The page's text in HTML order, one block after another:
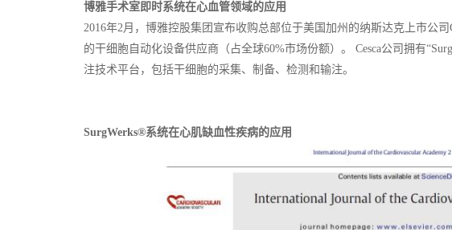
博雅手术室即时系统在心血管领域的应用
2016年2月，博雅控股集团宣布收购总部位于美国加州的纳斯达克上市公司
的干细胞自动化设备供应商（占全球60%市场份额）。 Cesca公司拥有
注技术平台，包括干细胞的采集、制备、检测和输注。
SurgWerks®系统在心肌缺血性疾病的应用